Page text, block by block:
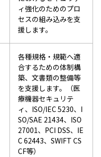
ィ強化のためのプロ
セスの組み込みを支
援します。
各種規格・規範へ適
合するための体制構
築、文書類の整備等
を支援します。（医
療機器セキュリテ
ィ、ISO/IEC 5230、I
SO/SAE 21434、ISO
27001、PCI DSS、IE
C 62443、SWIFT CS
CF等）